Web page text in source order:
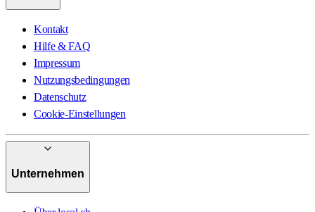
Kontakt
Hilfe & FAQ
Impressum
Nutzungsbedingungen
Datenschutz
Cookie-Einstellungen
Unternehmen